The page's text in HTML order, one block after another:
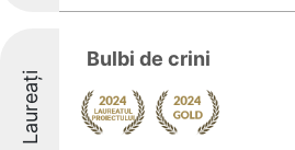
Laureați
Bulbi de crini